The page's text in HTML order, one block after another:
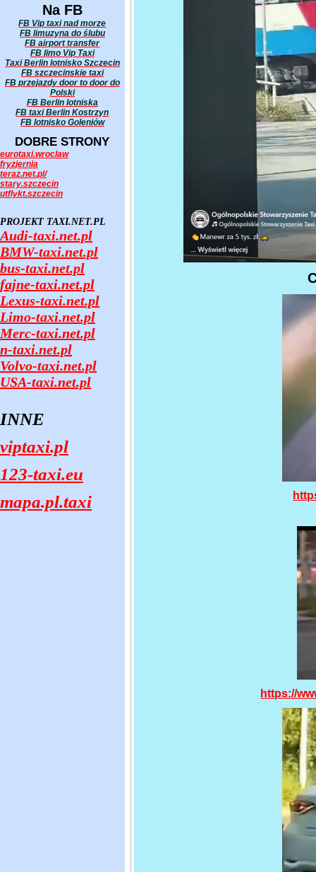
Na FB
FB Vip taxi nad morze
FB limuzyna do ślubu
FB airport transfer
FB limo Vip Taxi
Taxi Berlin lotnisko Szczecin
FB szczecinskie taxi
FB przejazdy door to door do
Polski
FB Berlin lotniska
FB taxi Berlin Kostrzyn
FB lotnisko Goleniów
DOBRE STRONY
eurotaxi.wroclaw
fryzjernia
teraz.net.pl/
stary.szczecin
utflykt.szczecin
PROJEKT TAXI.NET.PL
Audi-taxi.net.pl
BMW-taxi.net.pl
bus-taxi.net.pl
fajne-taxi.net.pl
Lexus-taxi.net.pl
Limo-taxi.net.pl
Merc-taxi.net.pl
n-taxi.net.pl
Volvo-taxi.net.pl
USA-taxi.net.pl
INNE
viptaxi.pl
123-taxi.eu
mapa.pl.taxi
https://